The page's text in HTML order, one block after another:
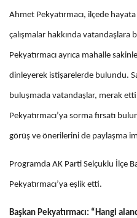
Ahmet Pekyatırmacı, ilçede
çalışmalar hakkında vatandaşlara
Pekyatırmacı ayrıca mahalle
dinleyerek istişarelerde bulundu.
buluşmada vatandaşlar, merak
Pekyatırmacı’ya sorma fırsatı
görüş ve önerilerini de paylaşma
Programda AK Parti Selçuklu İlçe
Pekyatırmacı’ya eşlik etti.
Başkan Pekyatırmacı: “Hangi